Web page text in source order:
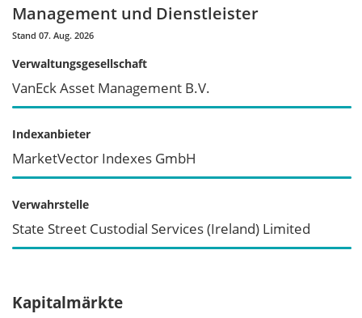
Management und Dienstleister
Stand 07. Aug. 2026
Verwaltungsgesellschaft
VanEck Asset Management B.V.
Indexanbieter
MarketVector Indexes GmbH
Verwahrstelle
State Street Custodial Services (Ireland) Limited
Kapitalmärkte